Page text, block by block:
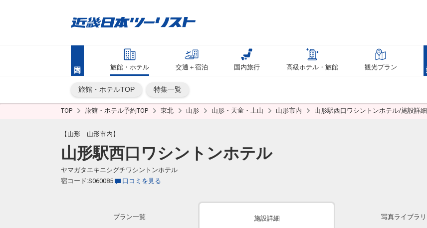
旅館・ホテル 交通＋宿泊 国内旅行 高級ホテル・旅館 観光プラン
旅館・ホテルTOP 特集一覧
TOP 旅館・ホテル予約TOP 東北 山形 山形・天童・上山 山形市内 山形駅西口ワシントンホテル/施設詳細
【山形 山形市内】
山形駅西口ワシントンホテル
ヤマガタエキニシグチワシントンホテル
宿コード:S060085
口コミを見る
プラン一覧 施設詳細 写真ライブラリ